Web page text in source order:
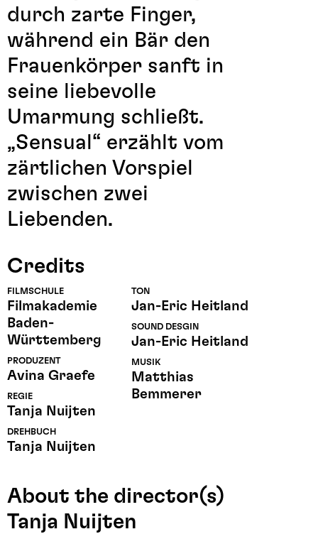
durch zarte Finger,
während ein Bär den
Frauenkörper sanft in
seine liebevolle
Umarmung schließt.
„Sensual“ erzählt vom
zärtlichen Vorspiel
zwischen zwei
Liebenden.
Credits
FILMSCHULE
Filmakademie
Baden-
Württemberg
PRODUZENT
Avina Graefe
REGIE
Tanja Nuijten
DREHBUCH
Tanja Nuijten
TON
Jan-Eric Heitland
SOUND DESGIN
Jan-Eric Heitland
MUSIK
Matthias
Bemmerer
About the director(s)
Tanja Nuijten